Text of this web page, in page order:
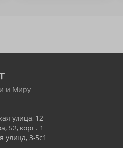
и Миру
улица, 12
52, корп. 1
улица, 3-5с1